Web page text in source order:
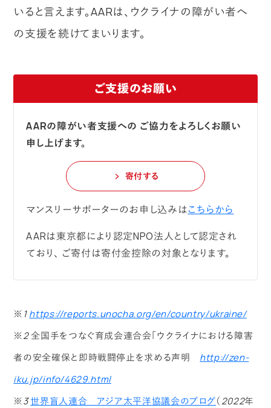
いると言えます。AARは、ウクライナの障がい者へ
の支援を続けてまいります。
ご支援のお願い
AARの障がい者支援への ご協力をよろしくお願い
申し上げます。
寄付する
マンスリーサポーターのお申し込みはこちらから
AARは東京都により認定NPO法人として認定され
ており、 ご寄付は寄付金控除の対象となります。
※1https://reports.unocha.org/en/country/ukraine/
※2 全国手をつなぐ育成会連合会「ウクライナにおける障害
者の安全確保と即時戦闘停止を求める声明 http://zen-
iku.jp/info/4629.html
※3世界盲人連合 アジア太平洋協議会のブログ（2022年